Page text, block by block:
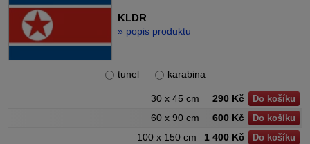
KLDR
» popis produktu
tunel karabina
30 x 45 cm 290 Kč Do košíku
60 x 90 cm 600 Kč Do košíku
100 x 150 cm 1 400 Kč Do košíku